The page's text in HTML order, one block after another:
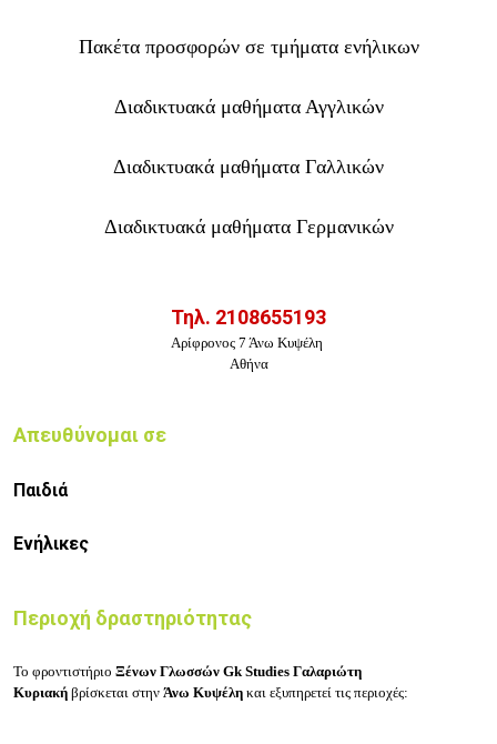
Πακέτα προσφορών σε τμήματα ενήλικων
Διαδικτυακά μαθήματα Αγγλικών
Διαδικτυακά μαθήματα Γαλλικών
Διαδικτυακά μαθήματα Γερμανικών
Τηλ. 2108655193
Αρίφρονος 7 Άνω Κυψέλη
Αθήνα
Απευθύνομαι σε
Παιδιά
Ενήλικες
Περιοχή δραστηριότητας
Το φροντιστήριο Ξένων Γλωσσών Gk Studies Γαλαριώτη
Κυριακή βρίσκεται στην Άνω Κυψέλη και εξυπηρετεί τις περιοχές: